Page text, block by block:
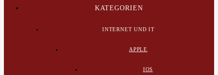
KATEGORIEN
INTERNET UND IT
APPLE
IOS